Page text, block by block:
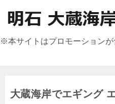
※本サイトはプロモーションが
大蔵海岸でエギング